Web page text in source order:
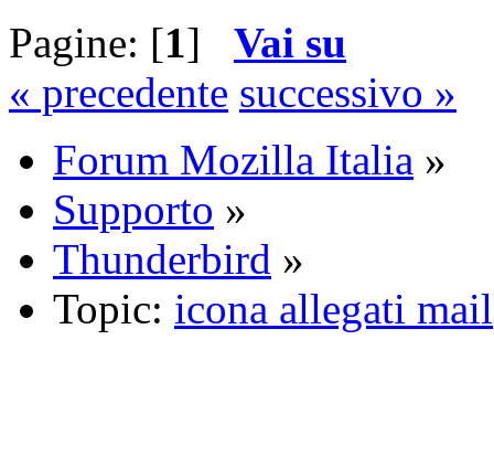
Pagine: [1] Vai su
« precedente successivo »
Forum Mozilla Italia »
Supporto »
Thunderbird »
Topic: icona allegati mail